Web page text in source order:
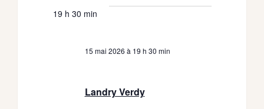
mai
19 h 30 min
Landry Verdy
15 mai 2026 à 19 h 30 min